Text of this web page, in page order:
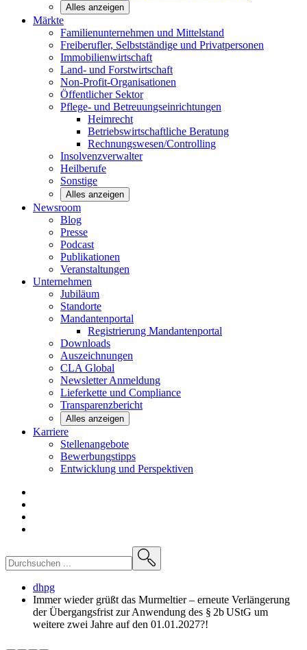
Alles anzeigen
Märkte
Familienunternehmen und Mittelstand
Freiberufler, Selbstständige und Privatpersonen
Immobilienwirtschaft
Land- und Forstwirtschaft
Non-Profit-Organisationen
Öffentlicher Sektor
Pflege- und Betreuungseinrichtungen
Heimrecht
Betriebswirtschaftliche Beratung
Rechnungswesen/Controlling
Insolvenzverwalter
Heilberufe
Sonstige
Alles anzeigen
Newsroom
Blog
Presse
Podcast
Publikationen
Veranstaltungen
Unternehmen
Jubiläum
Standorte
Mandantenportal
Registrierung Mandantenportal
Downloads
Auszeichnungen
CLA Global
NewsletterAnmeldung
Lieferkette und Compliance
Transparenzbericht
Alles anzeigen
Karriere
Stellenangebote
Bewerbungstipps
Entwicklung und Perspektiven
dhpg
Immer wieder grüßt das Murmeltier – erneute Verlängerung
der Übergangsfrist zur Anwendung des § 2b UStG um
weitere zwei Jahre auf den 01.01.2027?!